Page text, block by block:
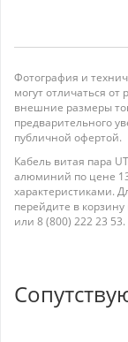
Фотография и
могут отличаться
внешние размеры
предварительного
публичной офертой.
Кабель витая пара
алюминий по цене
характеристиками.
перейдите в
или 8 (800) 222 23 53.